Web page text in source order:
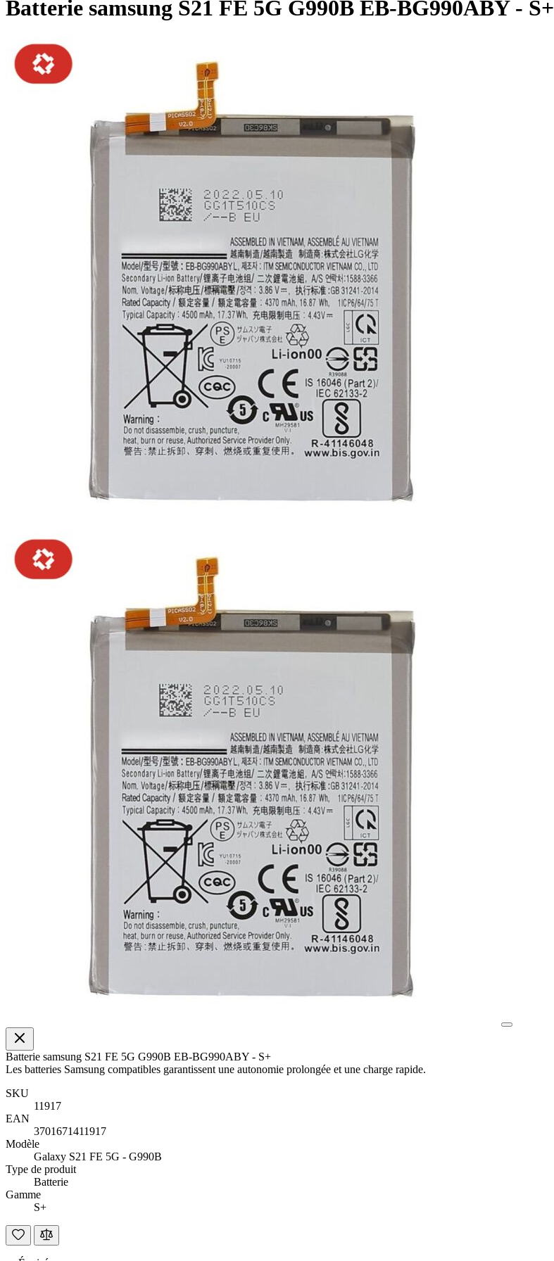
Batterie samsung S21 FE 5G G990B EB-BG990ABY - S+
Batterie samsung S21 FE 5G G990B EB-BG990ABY - S+
Les batteries Samsung compatibles garantissent une autonomie prolongée et une charge rapide.
SKU
11917
EAN
3701671411917
Modèle
Galaxy S21 FE 5G - G990B
Type de produit
Batterie
Gamme
S+